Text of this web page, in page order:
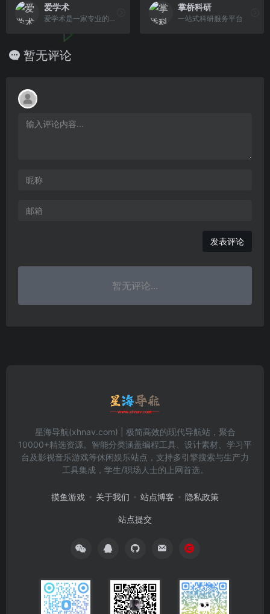
爱学术
爱学术是一家专业的学术文献分享平台，覆盖各个行业期刊论文，学位论文，会议论文，标准，专利等各类学术资源，是国内最大的学术文献交流中心和论文资源免费下载网站。
掌桥科研
一站式科研服务平台
暂无评论
发表评论
暂无评论...
星海导航(xhnav.com) | 极简高效的现代导航站，聚合
10000+精选资源。智能分类涵盖编程工具、设计素材、学习平
台及影视音乐游戏等休闲娱乐站点，支持多引擎搜索与生产力
工具集成，学生/职场人士的上网首选。
摸鱼游戏 关于我们 站点博客 隐私政策
站点提交